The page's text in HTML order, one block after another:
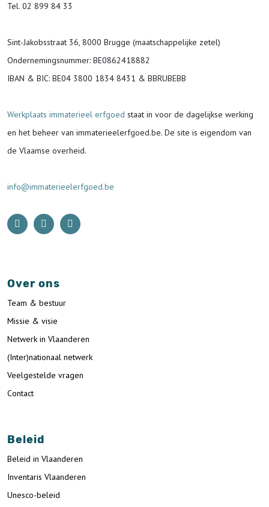
Tel. 02 899 84 33
Sint-Jakobsstraat 36, 8000 Brugge (maatschappelijke zetel)
Ondernemingsnummer: BE0862418882
IBAN & BIC: BE04 3800 1834 8431 & BBRUBEBB
Werkplaats immaterieel erfgoed staat in voor de dagelijkse werking
en het beheer van immaterieelerfgoed.be. De site is eigendom van
de Vlaamse overheid.
info@immaterieelerfgoed.be
Over ons
Team & bestuur
Missie & visie
Netwerk in Vlaanderen
(Inter)nationaal netwerk
Veelgestelde vragen
Contact
Beleid
Beleid in Vlaanderen
Inventaris Vlaanderen
Unesco-beleid